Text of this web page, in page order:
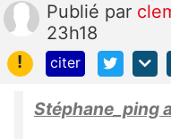
Publié par
23h18
!
citer
Stéphane_ping